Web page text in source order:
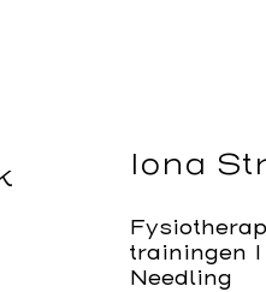
trainingen
Needling
Iona